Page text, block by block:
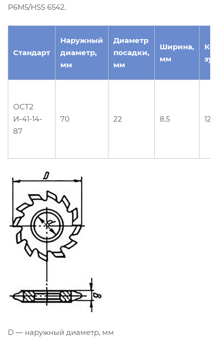
Р6М5/HSS 6542.
Стандарт
Наружный
диаметр,
мм
Диаметр
посадки,
мм
Ширина,
мм
ОСТ2
И-41-14-
87
70 22 8.5 12
D — наружный диаметр, мм